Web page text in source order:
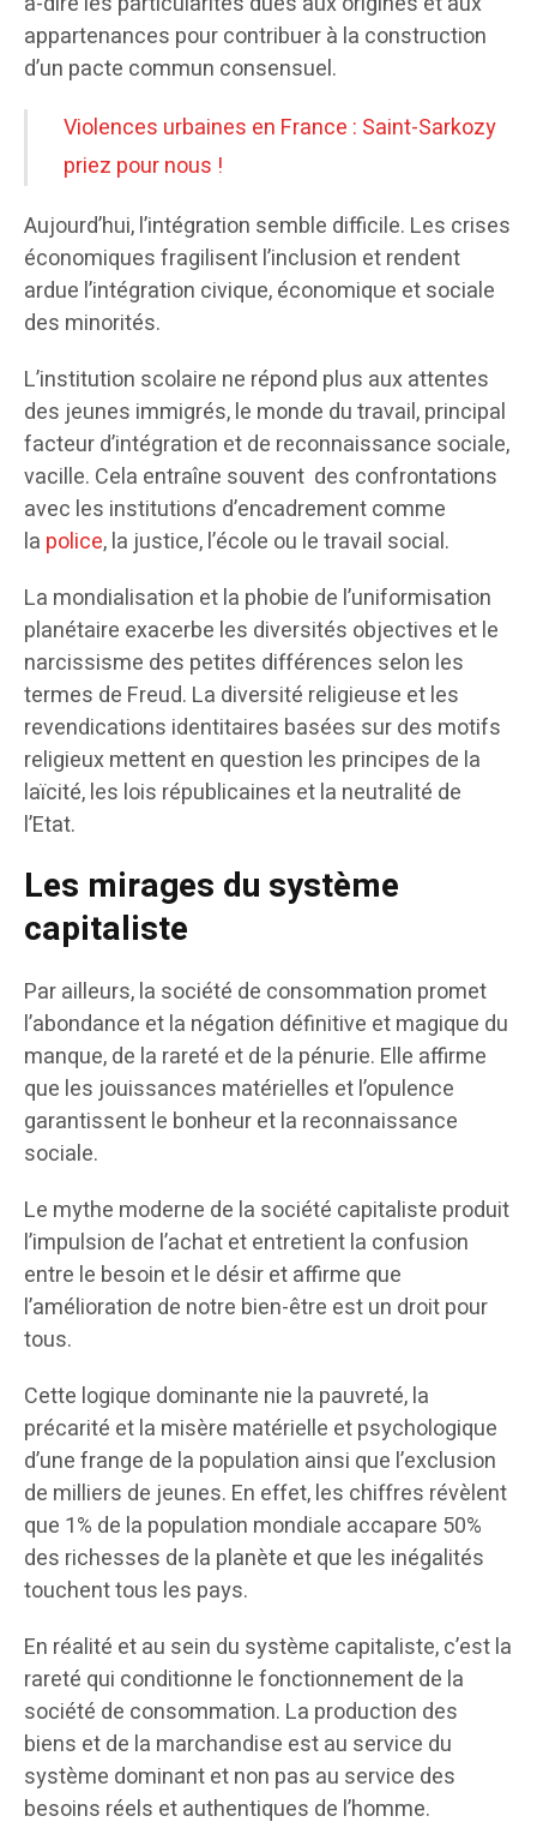
appartenances pour contribuer à la construction
d’un pacte commun consensuel.
Violences urbaines en France : Saint-Sarkozy
priez pour nous !
Aujourd’hui, l’intégration semble difficile. Les crises
économiques fragilisent l’inclusion et rendent
ardue l’intégration civique, économique et sociale
des minorités.
L’institution scolaire ne répond plus aux attentes
des jeunes immigrés, le monde du travail, principal
facteur d’intégration et de reconnaissance sociale,
vacille. Cela entraîne souvent des confrontations
avec les institutions d’encadrement comme
la police, la justice, l’école ou le travail social.
La mondialisation et la phobie de l’uniformisation
planétaire exacerbe les diversités objectives et le
narcissisme des petites différences selon les
termes de Freud. La diversité religieuse et les
revendications identitaires basées sur des motifs
religieux mettent en question les principes de la
laïcité, les lois républicaines et la neutralité de
l’Etat.
Les mirages du système
capitaliste
Par ailleurs, la société de consommation promet
l’abondance et la négation définitive et magique du
manque, de la rareté et de la pénurie. Elle affirme
que les jouissances matérielles et l’opulence
garantissent le bonheur et la reconnaissance
sociale.
Le mythe moderne de la société capitaliste produit
l’impulsion de l’achat et entretient la confusion
entre le besoin et le désir et affirme que
l’amélioration de notre bien-être est un droit pour
tous.
Cette logique dominante nie la pauvreté, la
précarité et la misère matérielle et psychologique
d’une frange de la population ainsi que l’exclusion
de milliers de jeunes. En effet, les chiffres révèlent
que 1% de la population mondiale accapare 50%
des richesses de la planète et que les inégalités
touchent tous les pays.
En réalité et au sein du système capitaliste, c’est la
rareté qui conditionne le fonctionnement de la
société de consommation. La production des
biens et de la marchandise est au service du
système dominant et non pas au service des
besoins réels et authentiques de l’homme.